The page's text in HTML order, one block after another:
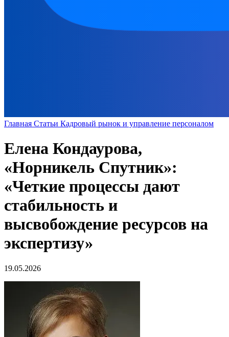
Главная Статьи Кадровый рынок и управление персоналом
Елена Кондаурова,
«Норникель Спутник»:
«Четкие процессы дают
стабильность и
высвобождение ресурсов на
экспертизу»
19.05.2026